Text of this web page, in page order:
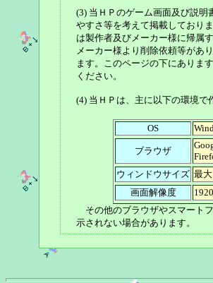
(3) 当ＨＰのゲーム画面及び説明
やすさ等を考えて掲載しており
は製作者及びメーカー様に帰属
メーカー様より削除依頼等があ
ます。このページの下にありま
ください。
(4) 当ＨＰは、主に以下の環境で
OS
ブラウザ
ウィンドウサイズ 最大
画面解像度
その他のブラウザやスマート
示されない場合があります。